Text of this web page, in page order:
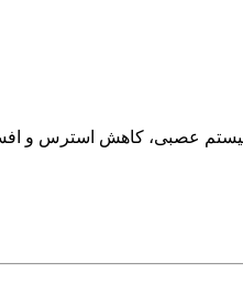
عصبی، کاهش استرس و